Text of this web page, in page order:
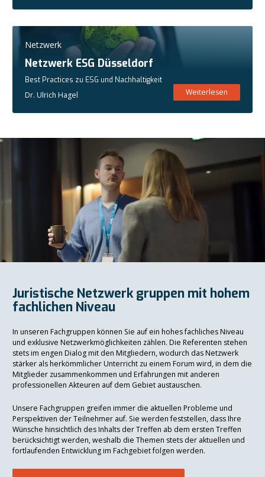
Netzwerk
Netzwerk ESG Düsseldorf
Best Practices zu ESG und Nachhaltigkeit
Dr. Ulrich Hagel Weiterlesen
Juristische Netzwerk gruppen mit hohem
fachlichen Niveau
In unseren Fachgruppen können Sie auf ein hohes fachliches Niveau
und exklusive Netzwerkmöglichkeiten zählen. Die Referenten stehen
stets im engen Dialog mit den Mitgliedern, wodurch das Netzwerk
stärker als herkömmlicher Unterricht zu einem Forum wird, in dem die
Mitglieder zusammenkommen und Erfahrungen mit anderen
professionellen Akteuren auf dem Gebiet austauschen.
Unsere Fachgruppen greifen immer die aktuellen Probleme und
Perspektiven der Teilnehmer auf. Sie werden feststellen, dass Ihre
Wünsche hinsichtlich des Inhalts der Treffen ab dem ersten Treffen
berücksichtigt werden, weshalb die Themen stets der aktuellen und
fortlaufenden Entwicklung im Fachgebiet folgen werden.